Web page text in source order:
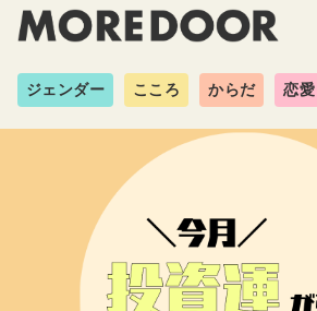
ジェンダー こころ からだ 恋愛